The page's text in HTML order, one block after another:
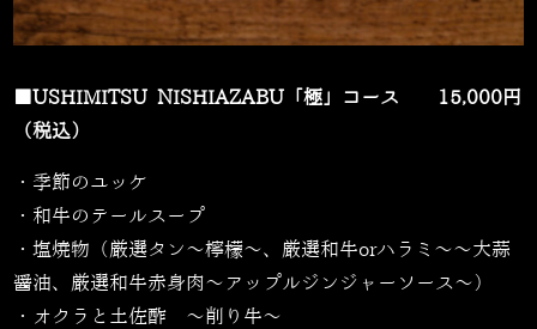
■USHIMITSU NISHIAZABU「極」コース 15,000円
（税込）
・季節のユッケ
・和牛のテールスープ
・塩焼物（厳選タン～檸檬～、厳選和牛orハラミ～～大蒜
醤油、厳選和牛赤身肉～アップルジンジャーソース～）
・オクラと土佐酢 ～削り牛～